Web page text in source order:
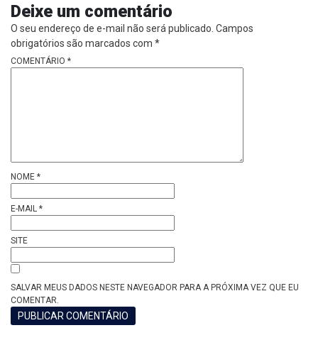
Deixe um comentário
O seu endereço de e-mail não será publicado. Campos
obrigatórios são marcados com *
COMENTÁRIO *
NOME *
E-MAIL *
SITE
SALVAR MEUS DADOS NESTE NAVEGADOR PARA A PRÓXIMA VEZ QUE EU
COMENTAR.